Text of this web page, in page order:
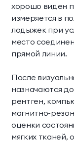
хорошо виден
измеряется в
лодыжек при
место
прямой линии.
После
назначаются
рентген,
магнитно-
оценки
мягких тканей,